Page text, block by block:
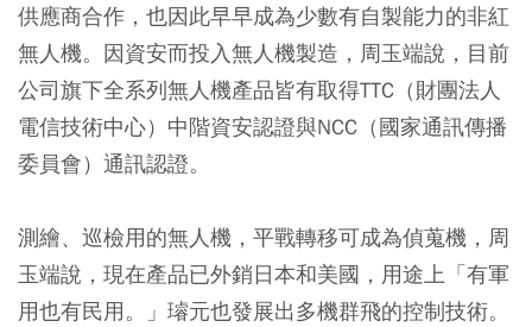
供應商合作，也因此早早成為少數有自製能力的非紅
無人機。因資安而投入無人機製造，周玉端說，目前
公司旗下全系列無人機產品皆有取得TTC（財團法人
電信技術中心）中階資安認證與NCC（國家通訊傳播
委員會）通訊認證。
測繪、巡檢用的無人機，平戰轉移可成為偵蒐機，周
玉端說，現在產品已外銷日本和美國，用途上「有軍
用也有民用。」璿元也發展出多機群飛的控制技術。